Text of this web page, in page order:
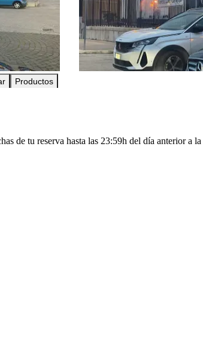
Productos
de tu reserva hasta las 23:59h del día anterior a